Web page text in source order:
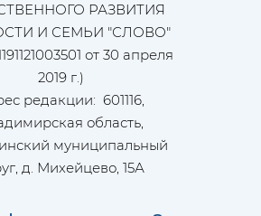
РАЗВИТИЯ
И СЕМЬИ "СЛОВО"
от 30 апреля
2019 г.)
редакции: 601116,
область,
муниципальный
д. Михейцево, 15А